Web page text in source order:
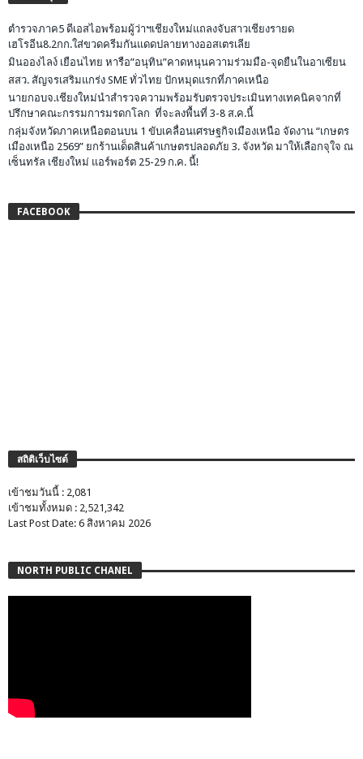
ตำรวจภาค5 ดีเอสไอพร้อมผู้ว่าฯเชียงใหม่แถลงจับสาวเชียงรายด
เฮโรอีน8.2กก.ใส่ขวดครีมกันแดดปลายทางออสเตรเลีย
มินอองไลง์ เยือนไทย หารือ”อนุทิน”คาดหนุนความร่วมมือ-จุดยืนในอาเซียน
สสว. สัญจรเสริมแกร่ง SME ทั่วไทย ปักหมุดแรกที่ภาคเหนือ
นายกอบจ.เชียงใหม่นำสำรวจความพร้อมรับตรวจประเมินทางเทคนิคจากที่
ปรึกษาคณะกรรมการมรดกโลก ที่จะลงพื้นที่ 3-8 ส.ค.นี้
กลุ่มจังหวัดภาคเหนือตอนบน 1 ขับเคลื่อนเศรษฐกิจเมืองเหนือ จัดงาน “เกษตร
เมืองเหนือ 2569” ยกร้านเด็ดสินค้าเกษตรปลอดภัย 3. จังหวัด มาให้เลือกจุใจ ณ
เซ็นทรัล เชียงใหม่ แอร์พอร์ต 25-29 ก.ค. นี้!
FACEBOOK
สถิติเว็บไซต์
เข้าชมวันนี้ : 2,081
เข้าชมทั้งหมด : 2,521,342
Last Post Date: 6 สิงหาคม 2026
NORTH PUBLIC CHANEL